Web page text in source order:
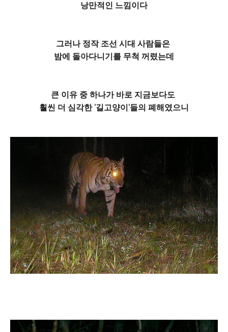
낭만적인 느낌이다
그러나 정작 조선 시대 사람들은
밤에 돌아다니기를 무척 꺼렸는데
큰 이유 중 하나가 바로 지금보다도
훨씬 더 심각한 '길고양이'들의 폐해였으니